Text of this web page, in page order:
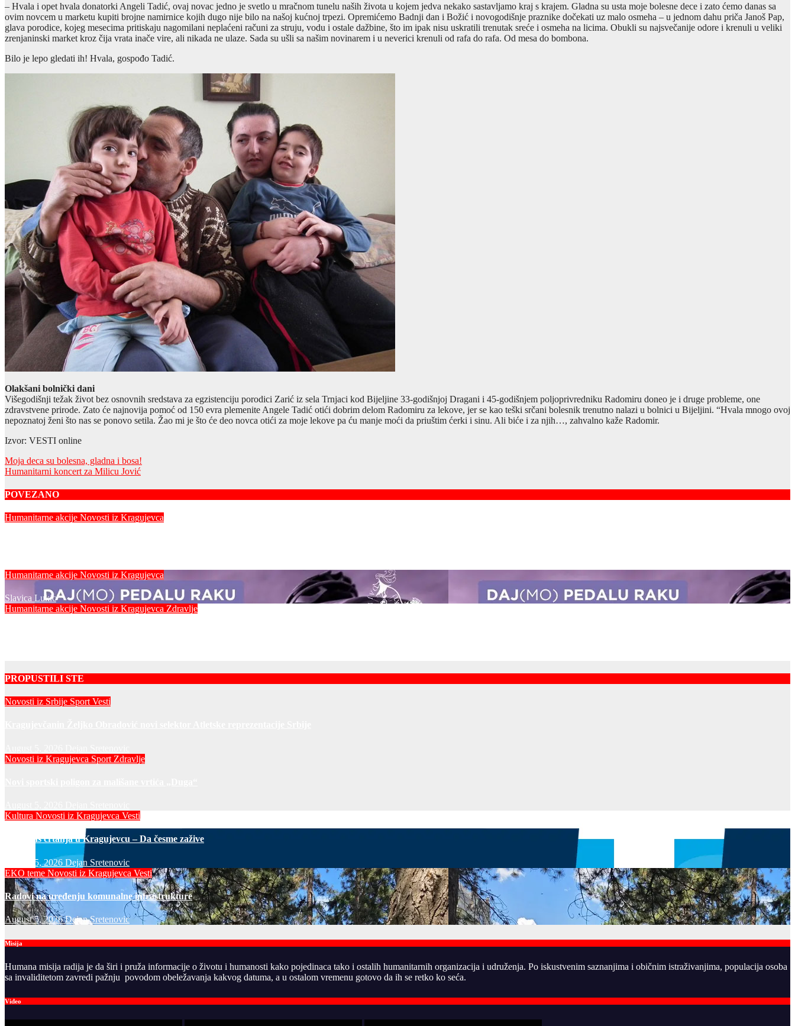
– Hvala i opet hvala donatorki Angeli Tadić, ovaj novac jedno je svetlo u mračnom tunelu naših života u kojem jedva nekako sastavljamo kraj s krajem. Gladna su usta moje bolesne dece i zato ćemo danas sa
ovim novcem u marketu kupiti brojne namirnice kojih dugo nije bilo na našoj kućnoj trpezi. Opremićemo Badnji dan i Božić i novogodišnje praznike dočekati uz malo osmeha – u jednom dahu priča Janoš Pap,
glava porodice, kojeg mesecima pritiskaju nagomilani neplaćeni računi za struju, vodu i ostale dažbine, što im ipak nisu uskratili trenutak sreće i osmeha na licima. Obukli su najsvečanije odore i krenuli u veliki
zrenjaninski market kroz čija vrata inače vire, ali nikada ne ulaze. Sada su ušli sa našim novinarem i u neverici krenuli od rafa do rafa. Od mesa do bombona.
Bilo je lepo gledati ih! Hvala, gospođo Tadić.
Olakšani bolnički dani
Višegodišnji težak život bez osnovnih sredstava za egzistenciju porodici Zarić iz sela Trnjaci kod Bijeljine 33-godišnjoj Dragani i 45-godišnjem poljoprivredniku Radomiru doneo je i druge probleme, one
zdravstvene prirode. Zato će najnovija pomoć od 150 evra plemenite Angele Tadić otići dobrim delom Radomiru za lekove, jer se kao teški srčani bolesnik trenutno nalazi u bolnici u Bijeljini. “Hvala mnogo ovoj
nepoznatoj ženi što nas se ponovo setila. Žao mi je što će deo novca otići za moje lekove pa ću manje moći da priuštim ćerki i sinu. Ali biće i za njih…, zahvalno kaže Radomir.
Izvor: VESTI online
Post
navigation
Moja deca su bolesna, gladna i bosa!
Humanitarni koncert za Milicu Jović
POVEZANO
Humanitarne akcije Novosti iz Kragujevca
Humanitarne akcije Novosti iz Kragujevca
Slavica Lukic
Humanitarne akcije Novosti iz Kragujevca Zdravlje
PROPUSTILI STE
Novosti iz Srbije Sport Vesti
Novosti iz Kragujevca Sport Zdravlje
Kultura Novosti iz Kragujevca Vesti
Javni čas crtanja u Kragujevcu – Da česme zažive
August 5, 2026 Dejan Sretenovic
EKO teme Novosti iz Kragujevca Vesti
Radovi na uređenju komunalne infrastrukture
August 5, 2026Dejan Sretenovic
Misija
Humana misija radija je da širi i pruža informacije o životu i humanosti kako pojedinaca tako i ostalih humanitarnih organizacija i udruženja. Po iskustvenim saznanjima i običnim istraživanjima, populacija osoba
sa invaliditetom zavredi pažnju povodom obeležavanja kakvog datuma, a u ostalom vremenu gotovo da ih se retko ko seća.
Video